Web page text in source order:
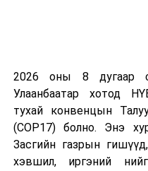
2026 оны 8 дугаар
Улаанбаатар хотод
тухай конвенцын
(COP17) болно. Энэ
Засгийн газрын
хэвшил, иргэний